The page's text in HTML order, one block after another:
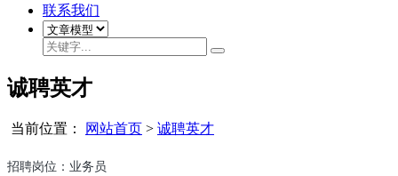
联系我们
诚聘英才
当前位置： 网站首页 > 诚聘英才
招聘岗位：业务员